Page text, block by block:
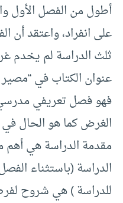
أطول من الفصل الأول
على انفراد، واعتقد أن
ثلث الدراسة لم يخدم
عنوان الكتاب في “مصير
فهو فصل تعريفي
الغرض كما هو الحال في
مقدمة الدراسة هي أهم
الدراسة (باستثناء
للدراسة ) هي شروح